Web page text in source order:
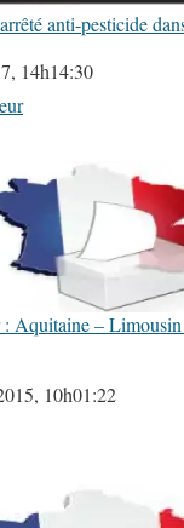
anti-pesticide
14h14:30
: Aquitaine –
10h01:22